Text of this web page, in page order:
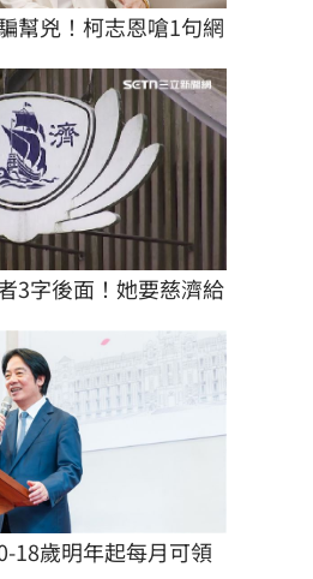
幫兇！柯志恩嗆1句網
3字後面！她要慈濟給
18歲明年起每月可領